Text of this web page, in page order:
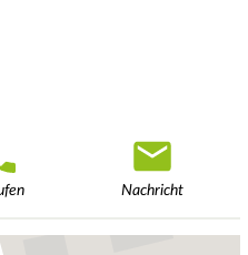
Nachricht